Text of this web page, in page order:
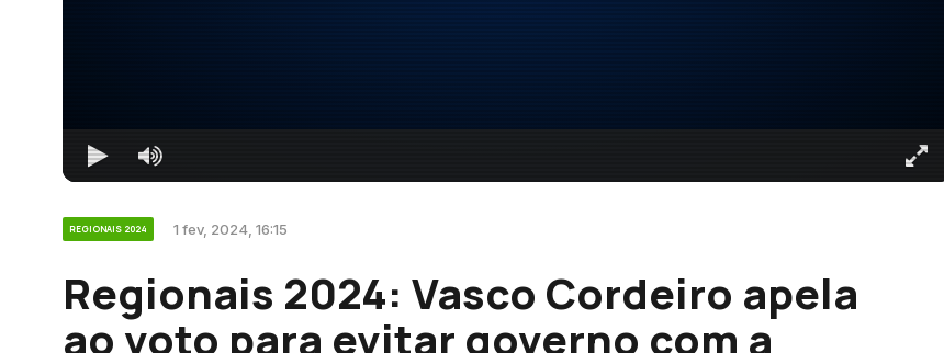
REGIONAIS 2024 1 fev, 2024, 16:15
Regionais 2024: Vasco Cordeiro apela
ao voto para evitar governo com a